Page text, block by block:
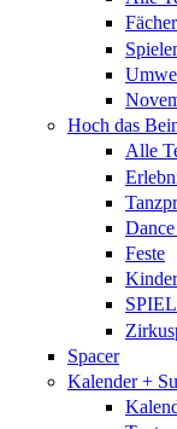
Hoch das
Alle
Feste
Spacer
Kalender +